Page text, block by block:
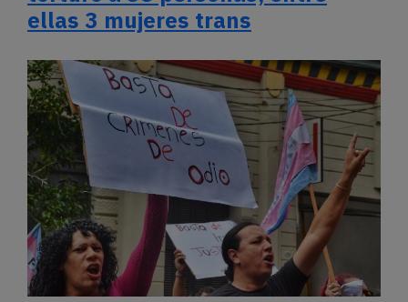
ellas 3 mujeres trans